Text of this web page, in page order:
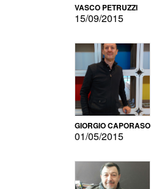
VASCO PETRUZZI
15/09/2015
GIORGIO CAPORASO
01/05/2015